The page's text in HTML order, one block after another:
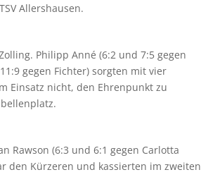
Allershausen.
Philipp Anné (6:2 und 7:5 gegen
gegen Fichter) sorgten mit vier
Einsatz nicht, den Ehrenpunkt zu
Rawson (6:3 und 6:1 gegen Carlotta
den Kürzeren und kassierten im zweiten